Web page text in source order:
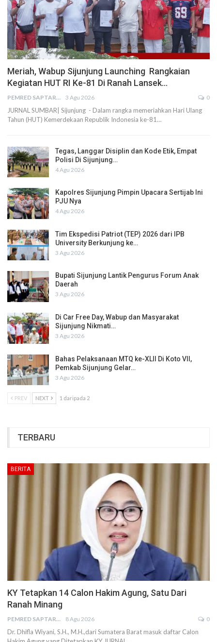
Meriah, Wabup Sijunjung Launching Rangkaian
Kegiatan HUT RI Ke-81 Di Ranah Lansek…
PEMRED SAPTARIUS 3 Agu 2026 0
JURNAL SUMBAR| Sijunjung - Dalam rangka memeriahkan Hari Ulang
Tahun (HUT) Kemerdekaan Republik Indonesia ke-81…
Tegas, Langgar Disiplin dan Kode Etik, Empat
Polisi Di Sijunjung…
4 Agu 2026
Kapolres Sijunjung Pimpin Upacara Sertijab Ini
PJU Nya
4 Agu 2026
Tim Ekspedisi Patriot (TEP) 2026 dari IPB
University Berkunjung ke…
3 Agu 2026
Bupati Sijunjung Lantik Pengurus Forum Anak
Daerah
3 Agu 2026
Di Car Free Day, Wabup dan Masyarakat
Sijunjung Nikmati…
3 Agu 2026
Bahas Pelaksanaan MTQ ke-XLII Di Koto VII,
Pemkab Sijunjung Gelar…
3 Agu 2026
PREV NEXT 1 daripada 2
TERBARU
BERITA
KY Tetapkan 14 Calon Hakim Agung, Satu Dari
Ranah Minang
PEMRED SAPTARIUS 8 Agu 2026 0
Dr. Dhifla Wiyani, S.H., M.H.,dari Sumatera Barat masuk daftar Calon